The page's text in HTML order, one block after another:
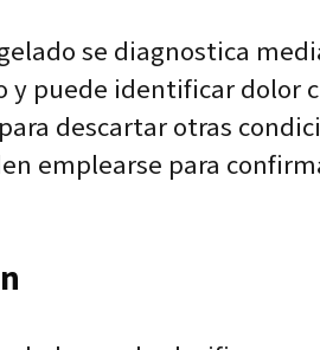
se diagnostica
y puede identificar dolor
descartar otras
emplearse para